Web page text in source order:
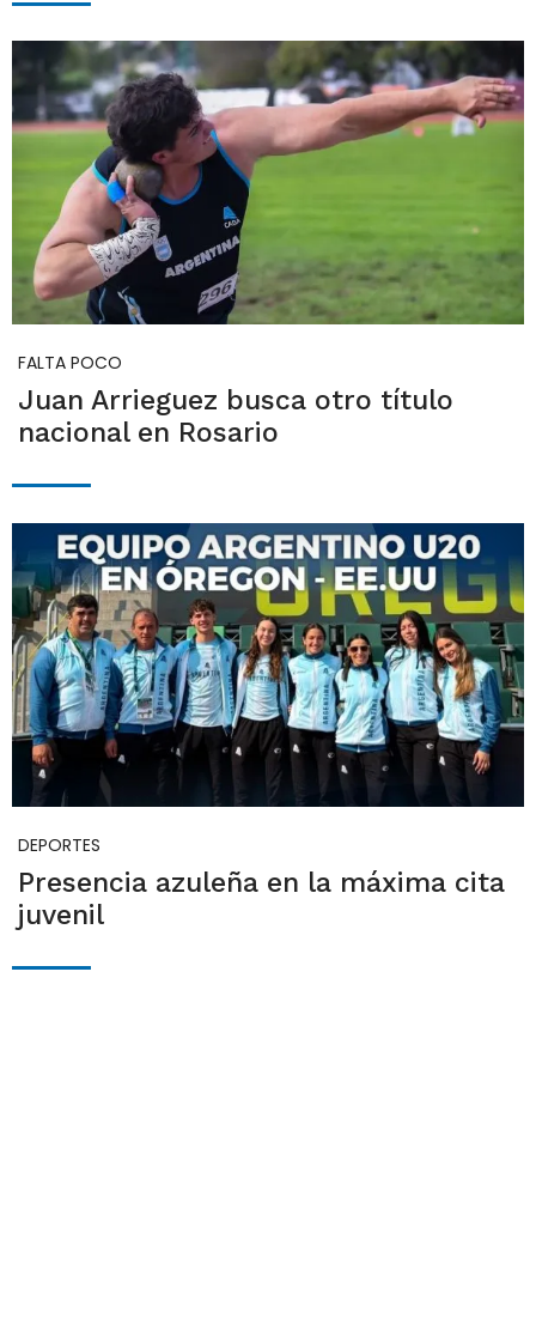
FALTA POCO
Juan Arrieguez busca otro título
nacional en Rosario
DEPORTES
Presencia azuleña en la máxima cita
juvenil